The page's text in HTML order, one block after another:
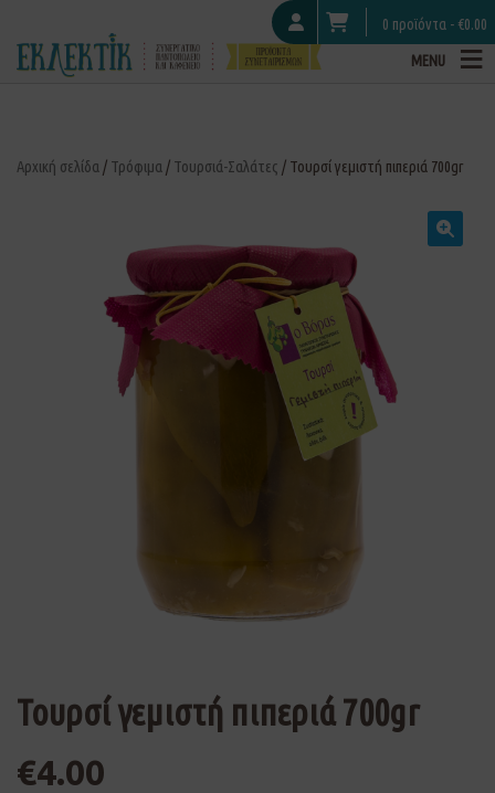
0 προϊόντα - €0.00
MENU
Αρχική σελίδα / Τρόφιμα / Τουρσιά-Σαλάτες / Τουρσί γεμιστή πιπεριά 700gr
Τουρσί γεμιστή πιπεριά 700gr
€4.00